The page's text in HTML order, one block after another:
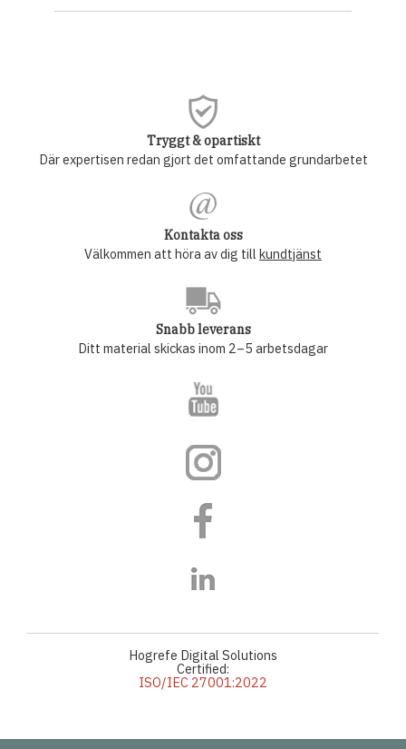
Tryggt & opartiskt
Där expertisen redan gjort det omfattande grundarbetet
Kontakta oss
Välkommen att höra av dig till kundtjänst
Snabb leverans
Ditt material skickas inom 2–5 arbetsdagar
Hogrefe Digital Solutions
Certified:
ISO/IEC 27001:2022